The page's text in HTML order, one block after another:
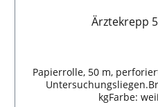
Ärztekrepp
Papierrolle, 50 m,
kgFarbe: